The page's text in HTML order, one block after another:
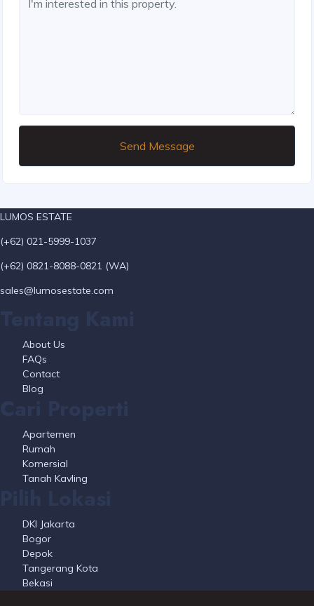
Send Message
LUMOS ESTATE
(+62) 021-5999-1037
(+62) 0821-8088-0821 (WA)
sales@lumosestate.com
About Us
FAQs
Contact
Blog
Apartemen
Rumah
Komersial
Tanah Kavling
DKI Jakarta
Bogor
Depok
Tangerang Kota
Bekasi